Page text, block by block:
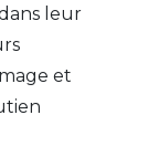
leur
et